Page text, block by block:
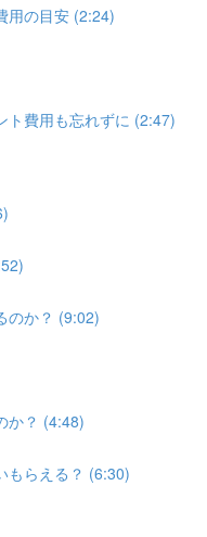
用の目安 (2:24)
ト費用も忘れずに (2:47)
のか？ (9:02)
か？ (4:48)
もらえる？ (6:30)